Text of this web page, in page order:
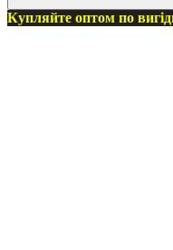
Купляйте оптом по